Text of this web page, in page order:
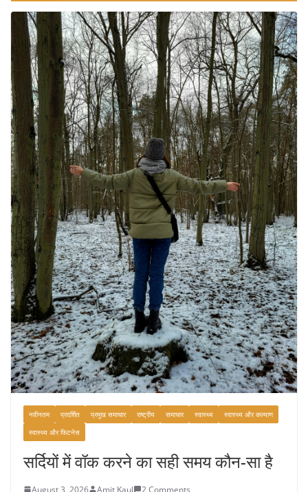
रामेश्वरम यात्रा गाइड: पवित्र तीर्थ स्थल, दर्शन
स्थल और पहुंच मार्ग
July 30, 2026 1 Comment
खाने के शौकीनों के लिए कश्मीर के 5 बेहतरीन
स्वादिष्ट व्यंजन
August 6, 2026 1 Comment
नवीनतम प्रदर्शित प्रमुख समाचार राष्ट्रीय समाचार स्वास्थ्य
स्वास्थ्य और कल्याण
स्वास्थ्य और फिटनेस
सर्दियों में वॉक करने का सही समय कौन-सा है
August 3, 2026 Amit Kaul 2 Comments